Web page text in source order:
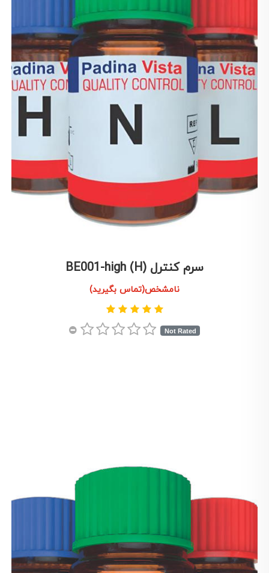
سرم کنترل BE001-high (H)
نامشخص(تماس بگیرید)
Not Rated